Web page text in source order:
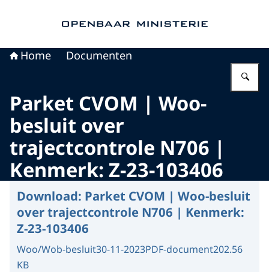
Home Documenten
Parket CVOM | Woo-
besluit over
trajectcontrole N706 |
Kenmerk: Z-23-103406
Download: Parket CVOM | Woo-besluit
over trajectcontrole N706 | Kenmerk:
Z-23-103406
Woo/Wob-besluit30-11-2023PDF-document202.56
KB